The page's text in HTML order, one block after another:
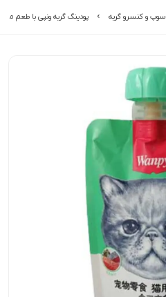
سوپ و کنسرو گربه پودینگ گربه ونپی با طعم